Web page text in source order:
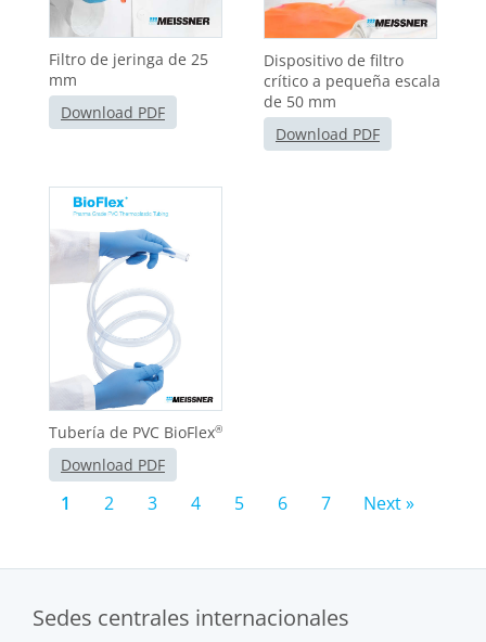
Filtro de jeringa de 25
mm
Download PDF
Dispositivo de filtro
crítico a pequeña escala
de 50 mm
Download PDF
Tubería de PVC BioFlex®
Download PDF
1 2 3 4 5 6 7 Next »
Sedes centrales internacionales